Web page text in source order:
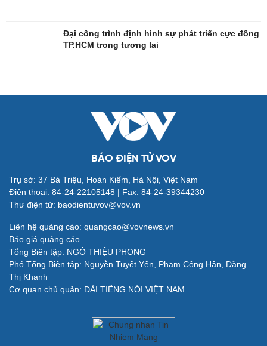
Quân sự - Quốc phòng
Đại công trình định hình sự phát triển cực đông
TP.HCM trong tương lai
BÁO ĐIỆN TỬ VOV
Trụ sở: 37 Bà Triệu, Hoàn Kiếm, Hà Nội, Việt Nam
Điện thoại: 84-24-22105148 | Fax: 84-24-39344230
Thư điện tử: baodientuvov@vov.vn
Liên hệ quảng cáo: quangcao@vovnews.vn
Báo giá quảng cáo
Tổng Biên tập: NGÔ THIỆU PHONG
Phó Tổng Biên tập: Nguyễn Tuyết Yến, Phạm Công Hân, Đặng
Thị Khanh
Cơ quan chủ quản: ĐÀI TIẾNG NÓI VIỆT NAM